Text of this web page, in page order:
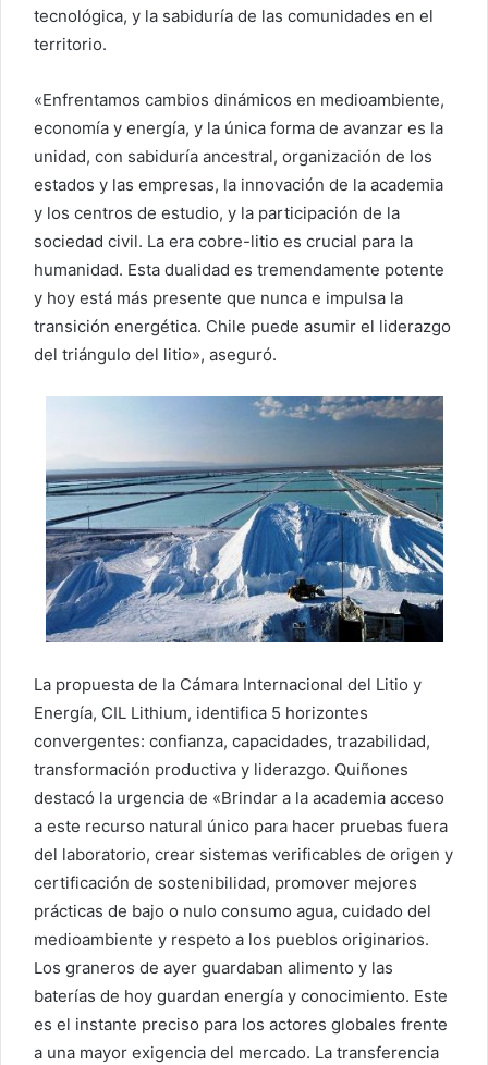
tecnológica, y la sabiduría de las comunidades en el
territorio.
«Enfrentamos cambios dinámicos en medioambiente,
economía y energía, y la única forma de avanzar es la
unidad, con sabiduría ancestral, organización de los
estados y las empresas, la innovación de la academia
y los centros de estudio, y la participación de la
sociedad civil. La era cobre-litio es crucial para la
humanidad. Esta dualidad es tremendamente potente
y hoy está más presente que nunca e impulsa la
transición energética. Chile puede asumir el liderazgo
del triángulo del litio», aseguró.
La propuesta de la Cámara Internacional del Litio y
Energía, CIL Lithium, identifica 5 horizontes
convergentes: confianza, capacidades, trazabilidad,
transformación productiva y liderazgo. Quiñones
destacó la urgencia de «Brindar a la academia acceso
a este recurso natural único para hacer pruebas fuera
del laboratorio, crear sistemas verificables de origen y
certificación de sostenibilidad, promover mejores
prácticas de bajo o nulo consumo agua, cuidado del
medioambiente y respeto a los pueblos originarios.
Los graneros de ayer guardaban alimento y las
baterías de hoy guardan energía y conocimiento. Este
es el instante preciso para los actores globales frente
a una mayor exigencia del mercado. La transferencia